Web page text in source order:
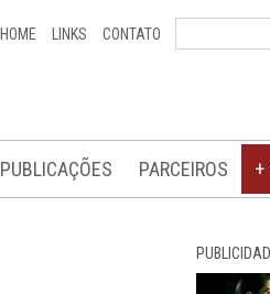
HOME LINKS CONTATO
PUBLICAÇÕES PARCEIROS +